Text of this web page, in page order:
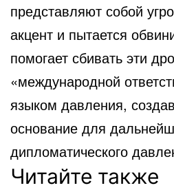
представляют собой
акцент и пытается
помогает сбивать эти
«международной
языком давления,
основание для
дипломатического
Читайте также